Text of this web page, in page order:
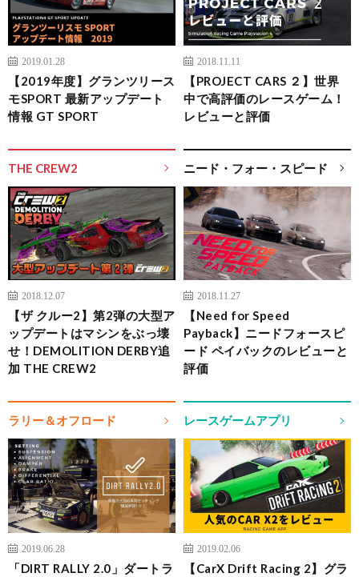
2019.01.28
【2019年度】グランツリース
モSPORT 最新アップデート
情報 GT SPORT
2018.11.11
【PROJECT CARS ２】世界
中で高評価のレースゲーム！
レビューと評価
THE CREW2
2018.12.07
【ザ クルー2】第2弾の大型ア
ップデートはマシンをぶっ壊
せ！DEMOLITION DERBY追
加 THE CREW2
ニード・フォー・スピード
2018.11.27
【Need for Speed
Payback】ニードフォースピ
ード ペイバックのレビューと
評価
ラリー＆オフロード
2019.06.28
「DIRT RALLY 2.0」ダートラ
レースゲームアプリ
2019.02.06
【CarX Drift Racing 2】グラ